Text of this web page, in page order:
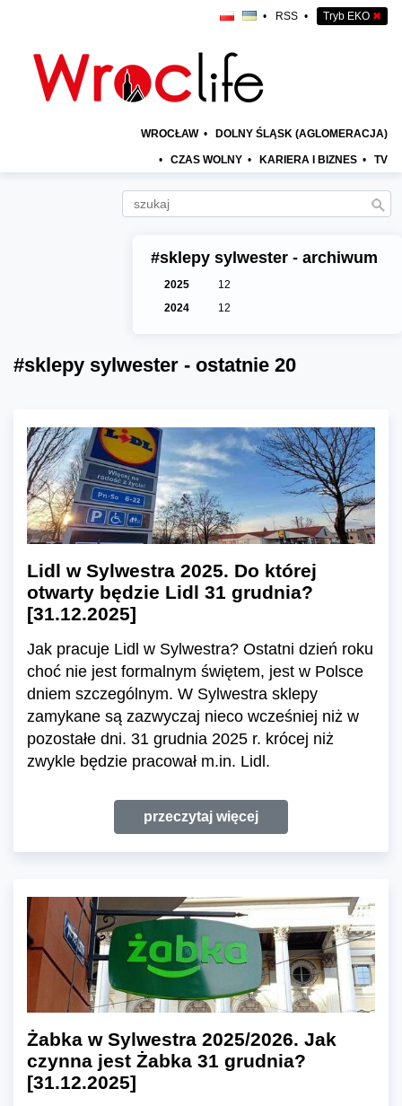
• RSS • Tryb EKO ✖
WROCŁAW • DOLNY ŚLĄSK (AGLOMERACJA)
• CZAS WOLNY • KARIERA I BIZNES • TV
#sklepy sylwester - archiwum
2025
12
2024
12
#sklepy sylwester - ostatnie 20
Lidl w Sylwestra 2025. Do której
otwarty będzie Lidl 31 grudnia?
[31.12.2025]
Jak pracuje Lidl w Sylwestra? Ostatni dzień roku
choć nie jest formalnym świętem, jest w Polsce
dniem szczególnym. W Sylwestra sklepy
zamykane są zazwyczaj nieco wcześniej niż w
pozostałe dni. 31 grudnia 2025 r. krócej niż
zwykle będzie pracował m.in. Lidl.
przeczytaj więcej
Żabka w Sylwestra 2025/2026. Jak
czynna jest Żabka 31 grudnia?
[31.12.2025]